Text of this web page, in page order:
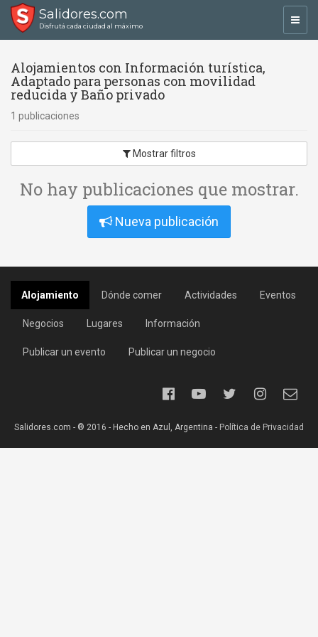
Salidores.com
Disfrutá cada ciudad al máximo
Alojamientos con Información turística,
Adaptado para personas con movilidad
reducida y Baño privado
1 publicaciones
Mostrar filtros
No hay publicaciones que mostrar.
Nueva publicación
Alojamiento Dónde comer Actividades Eventos
Negocios Lugares Información
Publicar un evento Publicar un negocio
Salidores.com - ® 2016 - Hecho en Azul, Argentina - Política de Privacidad